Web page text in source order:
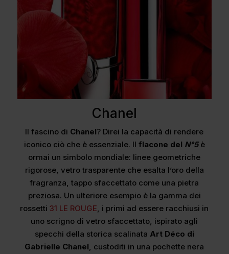
Chanel
Il fascino di Chanel? Direi la capacità di rendere
iconico ciò che è essenziale. Il flacone del N°5è
ormai un simbolo mondiale: linee geometriche
rigorose, vetro trasparente che esalta l’oro della
fragranza, tappo sfaccettato come una pietra
preziosa. Un ulteriore esempio è la gamma dei
rossetti31 LE ROUGE, i primi ad essere racchiusi in
uno scrigno di vetro sfaccettato, ispirato agli
specchi della storica scalinata Art Déco di
Gabrielle Chanel, custoditi in una pochette nera